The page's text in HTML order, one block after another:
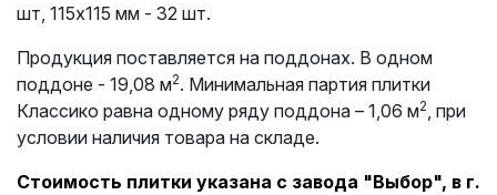
шт, 115х115 мм - 32 шт.
Продукция поставляется на поддонах. В одном
поддоне - 19,08 м2. Минимальная партия плитки
Классико равна одному ряду поддона – 1,06 м2 , при
условии наличия товара на складе.
Стоимость плитки указана с завода "Выбор", в г.